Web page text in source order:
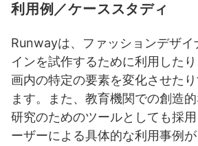
利用例／ケーススタディ
Runwayは、ファッションデザ
インを試作するために利用した
画内の特定の要素を変化させた
ます。また、教育機関での創造
研究のためのツールとしても採
ーザーによる具体的な利用事例